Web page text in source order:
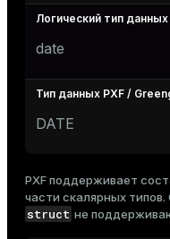
date
DATE
PXF поддерживает
части скалярных
struct не